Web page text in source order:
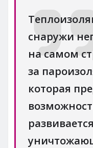
снаружи
на самом
за
которая